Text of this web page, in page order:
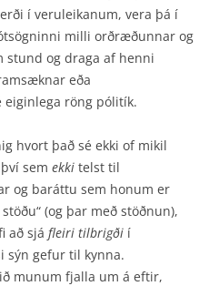
í veruleikanum, vera þá í
milli orðræðunnar og
stund og draga af henni
eða
eiginlega röng pólitík.
hvort það sé ekki of mikil
sem ekki telst til
og baráttu sem honum er
(og þar með stöðnun),
að sjá fleiri tilbrigði í
sýn gefur til kynna.
munum fjalla um á eftir,